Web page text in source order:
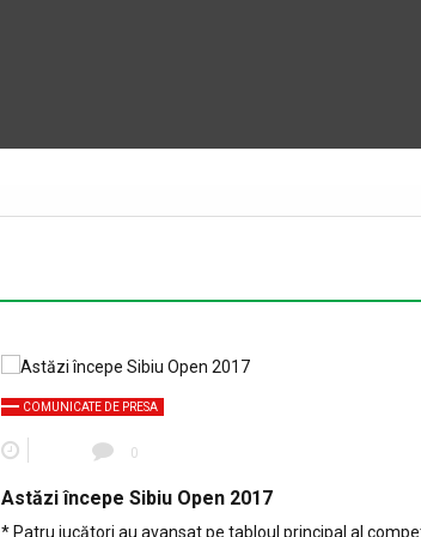
COMUNICATE DE PRESA
0
Astăzi începe Sibiu Open 2017
* Patru jucători au avansat pe tabloul principal al